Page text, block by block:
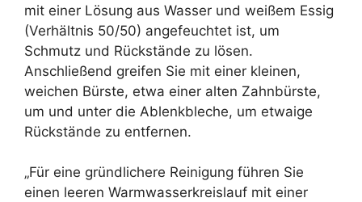
mit einer Lösung aus Wasser und weißem Essig
(Verhältnis 50/50) angefeuchtet ist, um
Schmutz und Rückstände zu lösen.
Anschließend greifen Sie mit einer kleinen,
weichen Bürste, etwa einer alten Zahnbürste,
um und unter die Ablenkbleche, um etwaige
Rückstände zu entfernen.
„Für eine gründlichere Reinigung führen Sie
einen leeren Warmwasserkreislauf mit einer